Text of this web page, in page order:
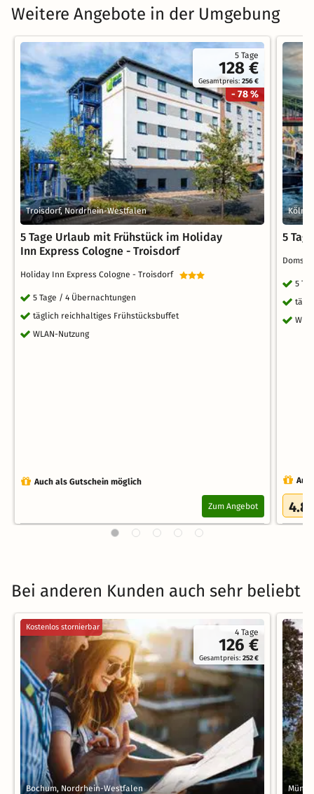
Weitere Angebote in der Umgebung
5 Tage
128 €
Gesamtpreis:256 €
- 78 %
Troisdorf, Nordrhein-Westfalen
5 Tage Urlaub mit Frühstück im Holiday
Inn Express Cologne - Troisdorf
Holiday Inn Express Cologne - Troisdorf
5 Tage / 4 Übernachtungen
täglich reichhaltiges Frühstücksbuffet
WLAN-Nutzung
Auch als Gutschein möglich
Zum Angebot
Köln,
5
5
4.8
Bei anderen Kunden auch sehr beliebt
4 Tage
126 €
Gesamtpreis:252 €
Kostenlos stornierbar
Bochum, Nordrhein-Westfalen